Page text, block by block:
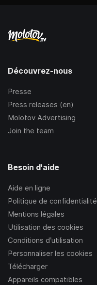
Découvrez-nous
Presse
Press releases (en)
Molotov Advertising
Join the team
Besoin d'aide
Aide en ligne
Politique de confidentialité
Mentions légales
Utilisation des cookies
Conditions d’utilisation
Personnaliser les cookies
Télécharger
Appareils compatibles